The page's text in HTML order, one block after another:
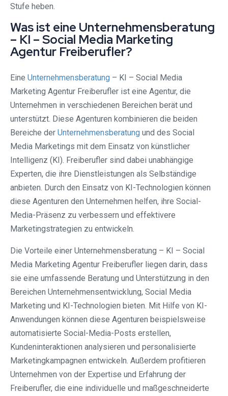
Stufe heben.
Was ist eine Unternehmensberatung
– KI – Social Media Marketing
Agentur Freiberufler?
Eine Unternehmensberatung – KI – Social Media
Marketing Agentur Freiberufler ist eine Agentur, die
Unternehmen in verschiedenen Bereichen berät und
unterstützt. Diese Agenturen kombinieren die beiden
Bereiche der Unternehmensberatung und des Social
Media Marketings mit dem Einsatz von künstlicher
Intelligenz (KI). Freiberufler sind dabei unabhängige
Experten, die ihre Dienstleistungen als Selbständige
anbieten. Durch den Einsatz von KI-Technologien können
diese Agenturen den Unternehmen helfen, ihre Social-
Media-Präsenz zu verbessern und effektivere
Marketingstrategien zu entwickeln.
Die Vorteile einer Unternehmensberatung – KI – Social
Media Marketing Agentur Freiberufler liegen darin, dass
sie eine umfassende Beratung und Unterstützung in den
Bereichen Unternehmensentwicklung, Social Media
Marketing und KI-Technologien bieten. Mit Hilfe von KI-
Anwendungen können diese Agenturen beispielsweise
automatisierte Social-Media-Posts erstellen,
Kundeninteraktionen analysieren und personalisierte
Marketingkampagnen entwickeln. Außerdem profitieren
Unternehmen von der Expertise und Erfahrung der
Freiberufler, die eine individuelle und maßgeschneiderte